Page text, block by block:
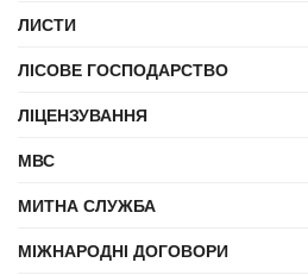
ЛИСТИ
ЛІСОВЕ ГОСПОДАРСТВО
ЛІЦЕНЗУВАННЯ
МВС
МИТНА СЛУЖБА
МІЖНАРОДНІ ДОГОВОРИ